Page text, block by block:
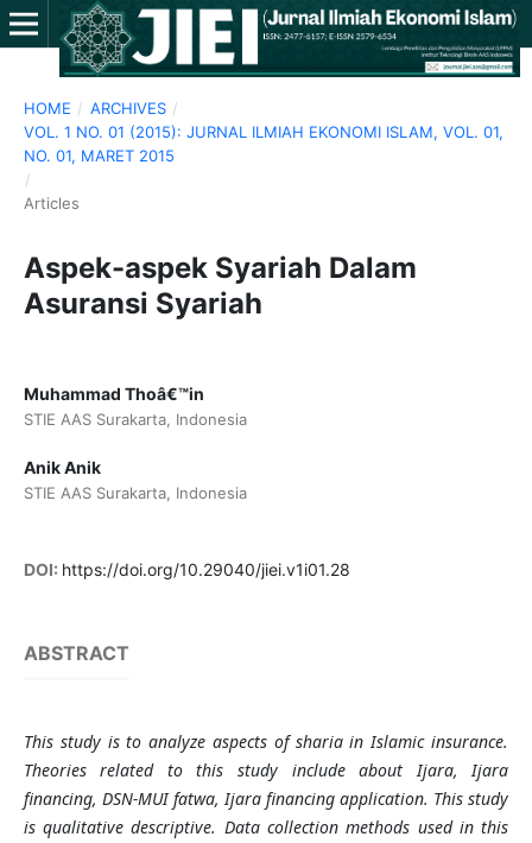
HOME / ARCHIVES /
VOL. 1 NO. 01 (2015): JURNAL ILMIAH EKONOMI ISLAM, VOL. 01,
NO. 01, MARET 2015
/
Articles
Aspek-aspek Syariah Dalam
Asuransi Syariah
Muhammad Thoâ€™in
STIE AAS Surakarta, Indonesia
Anik Anik
STIE AAS Surakarta, Indonesia
DOI: https://doi.org/10.29040/jiei.v1i01.28
ABSTRACT
This study is to analyze aspects of sharia in Islamic insurance.
Theories related to this study include about Ijara, Ijara
financing, DSN-MUI fatwa, Ijara financing application. This study
is qualitative descriptive. Data collection methods used in this